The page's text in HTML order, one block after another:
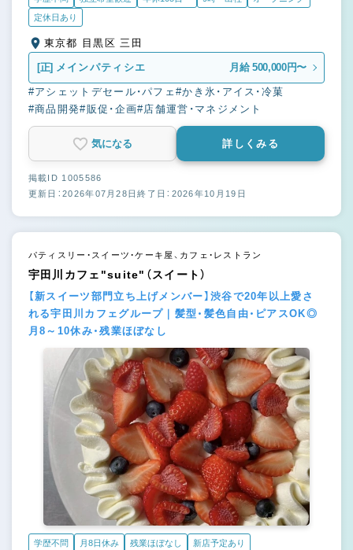
定休日あり
東京都 目黒区 三田
[正] メインパティシエ 月給 500,000円〜
#アシェットデセール・パフェ#かき氷・アイス・冷菓
#商品開発#販促・企画#店舗運営・マネジメント
気になる 詳しくみる
掲載ID 1005586
更新日：2026年07月28日終了日：2026年10月19日
パティスリー・スイーツ・ケーキ屋、カフェ・レストラン
宇田川カフェ"suite"（スイート）
【新スイーツ部門立ち上げメンバー】渋谷で20年以上愛さ
れる宇田川カフェグループ｜髪型・髪色自由・ピアスOK◎
月8～10休み・残業ほぼなし
学歴不問 月8日休み 残業ほぼなし 新店予定あり